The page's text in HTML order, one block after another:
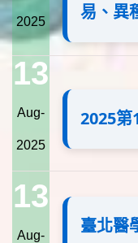
2025
易、異
13
Aug-
2025
2025第
13
Aug-
臺北醫